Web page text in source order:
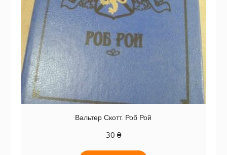
Вальтер Скотт. Роб Рой
30 ₴